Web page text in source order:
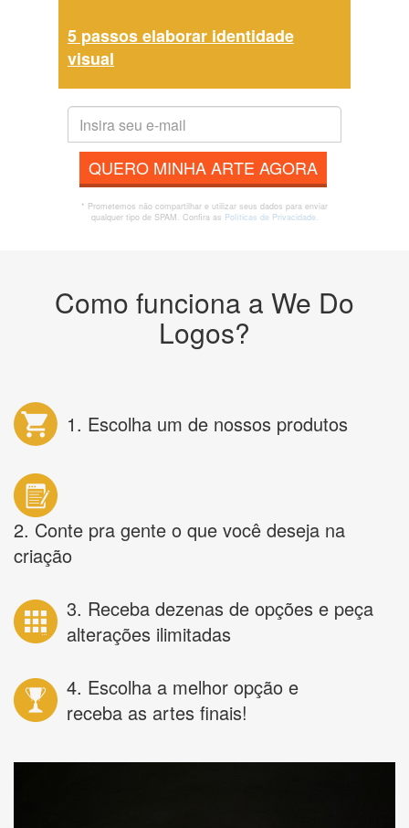
5 passos elaborar identidade
visual
QUERO MINHA ARTE AGORA
* Prometemos não compartilhar e utilizar seus dados para enviar
qualquer tipo de SPAM. Confira as Políticas de Privacidade.
Como funciona a We Do
Logos?
1. Escolha um de nossos produtos
2. Conte pra gente o que você deseja na
criação
3. Receba dezenas de opções e peça
alterações ilimitadas
4. Escolha a melhor opção e
receba as artes finais!